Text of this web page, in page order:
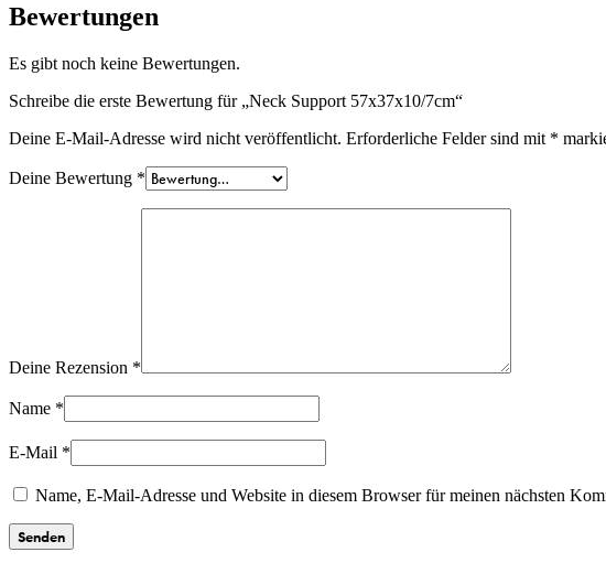
Bewertungen
Es gibt noch keine Bewertungen.
Schreibe die erste Bewertung für „Neck Support 57x37x10/7cm“
Deine E-Mail-Adresse wird nicht veröffentlicht. Erforderliche Felder sind mit *
Deine Bewertung *
Deine Rezension *
Name *
E-Mail *
Name, E-Mail-Adresse und Website in diesem Browser für meinen nächsten